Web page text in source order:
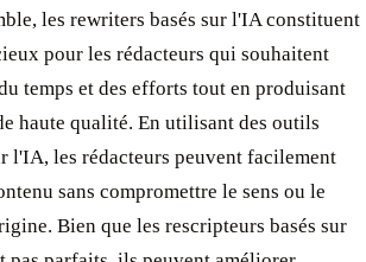
les rewriters basés sur l'IA constituent
pour les rédacteurs qui souhaitent
temps et des efforts tout en produisant
haute qualité. En utilisant des outils
l'IA, les rédacteurs peuvent facilement
sans compromettre le sens ou le
Bien que les rescripteurs basés sur